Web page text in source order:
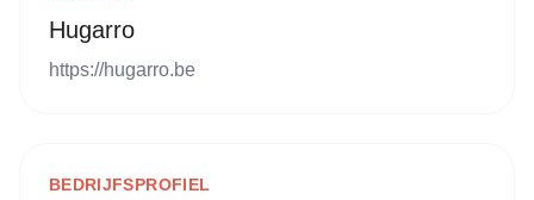
Hugarro
https://hugarro.be
BEDRIJFSPROFIEL